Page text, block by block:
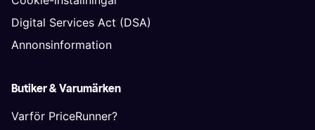
Digital Services Act (DSA)
Annonsinformation
Butiker & Varumärken
Varför PriceRunner?